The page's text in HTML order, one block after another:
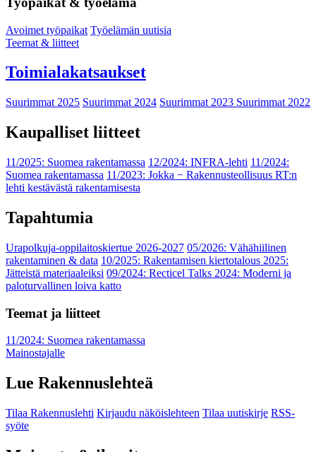
Avoimet työpaikat Työelämän uutisia
Teemat & liitteet
Toimialakatsaukset
Suurimmat 2025 Suurimmat 2024 Suurimmat 2023 Suurimmat 2022
Kaupalliset liitteet
11/2025: Suomea rakentamassa 12/2024: INFRA-lehti 11/2024:
Suomea rakentamassa 11/2023: Jokka − Rakennusteollisuus RT:n
lehti kestävästä rakentamisesta
Tapahtumia
Urapolkuja-oppilaitoskiertue 2026-2027 05/2026: Vähähiilinen
rakentaminen & data 10/2025: Rakentamisen kiertotalous 2025:
Jätteistä materiaaleiksi 09/2024: Recticel Talks 2024: Moderni ja
paloturvallinen loiva katto
Teemat ja liitteet
11/2024: Suomea rakentamassa
Mainostajalle
Lue Rakennuslehteä
Tilaa Rakennuslehti Kirjaudu näköislehteen Tilaa uutiskirje RSS-
syöte